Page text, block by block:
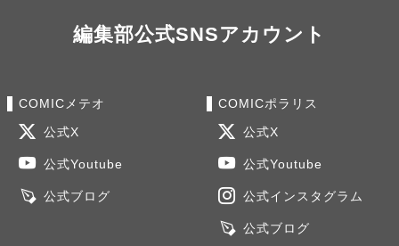
編集部公式SNSアカウント
COMICメテオ
公式X
公式Youtube
公式ブログ
COMICポラリス
公式X
公式Youtube
公式インスタグラム
公式ブログ